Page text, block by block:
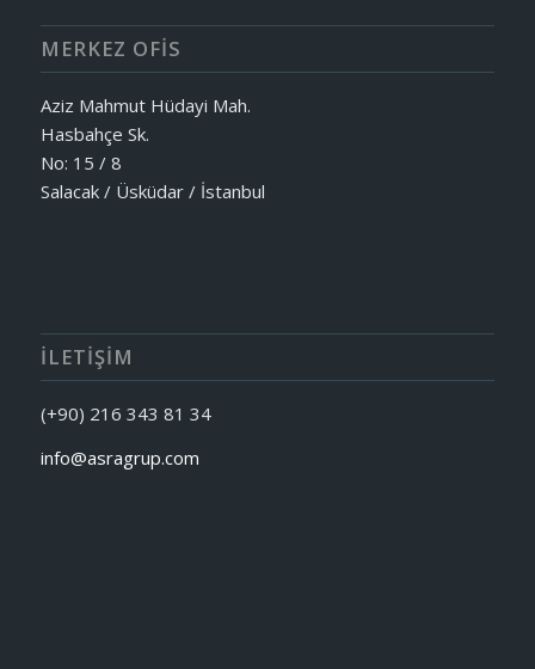
MERKEZ OFIS
Aziz Mahmut Hüdayi Mah.
Hasbahçe Sk.
No: 15 / 8
Salacak / Üsküdar / İstanbul
İLETIŞIM
(+90) 216 343 81 34
info@asragrup.com